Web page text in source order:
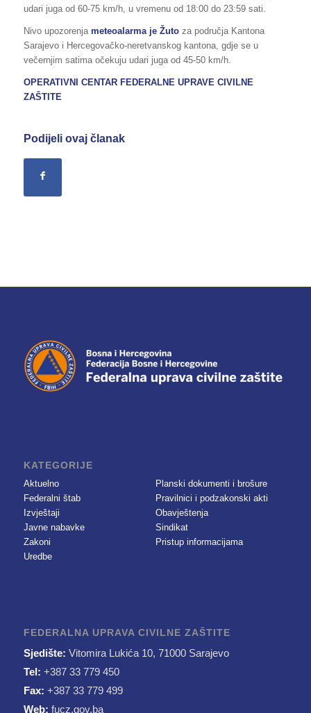
udari juga od 60-75 km/h, u vremenu od 18:00 do 23:59 sati.
Nivo upozorenjameteoalarma je Žuto za područja Kantona
Sarajevo i Hercegovačko-neretvanskog kantona, gdje se u
večernjim satima očekuju udari juga od 45-50 km/h.
OPERATIVNI CENTAR FEDERALNE UPRAVE CIVILNE
ZAŠTITE
Podijeli ovaj članak
KATEGORIJE
Aktuelno
Federalni štab
Izvještaji
Javne nabavke
Zakoni
Uredbe
Planski dokumenti i brošure
Pravilnici i podzakonski akti
Obavještenja
Sindikat
Pristup informacijama
FEDERALNA UPRAVA CIVILNE ZAŠTITE
Sjedište: Vitomira Lukića 10, 71000 Sarajevo
Tel: +387 33 779 450
Fax: +387 33 779 499
Web: fucz.gov.ba